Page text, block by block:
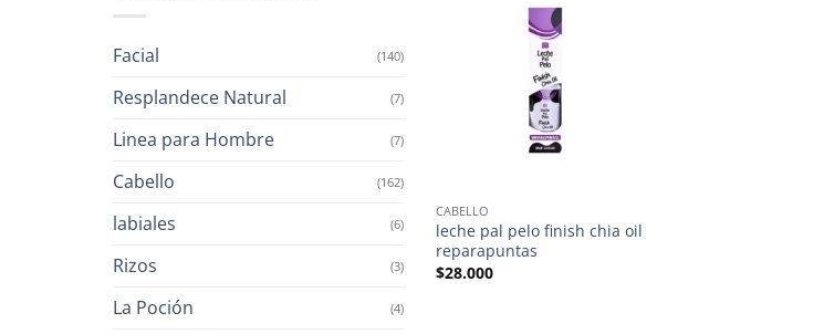
Facial (140)
Resplandece Natural (7)
Linea para Hombre (7)
Cabello (162)
labiales (6)
Rizos (3)
La Poción (4)
CABELLO
leche pal pelo finish chia oil
reparapuntas
$28.000